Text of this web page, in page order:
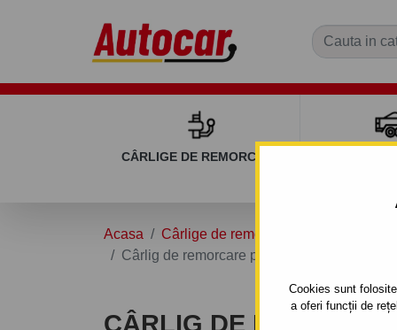
Cookies sunt
a oferi funcții de
CÂRLIGE DE REMORCARE
Acasa Cârlige de remorcare
Cârlig de remorcare pentru DAEWOO
CÂRLIG DE